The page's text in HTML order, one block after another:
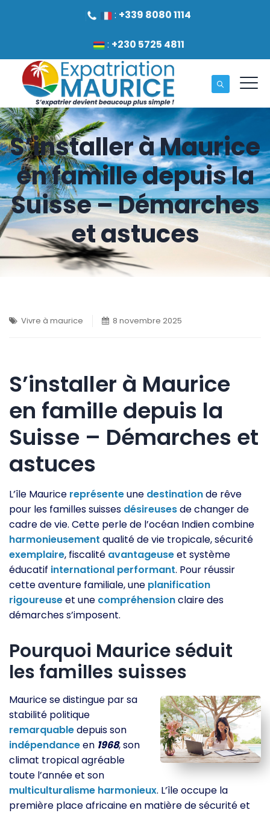
: +339 8080 1114
: +230 5725 4811
S’installer à Maurice
en famille depuis la
Suisse – Démarches
et astuces
Vivre à maurice 8 novembre 2025
S’installer à Maurice
en famille depuis la
Suisse – Démarches et
astuces
L’île Maurice représenteune destinationde rêve
pour les familles suisses désireusesde changer de
cadre de vie. Cette perle de l’océan Indien combine
harmonieusement qualité de vie tropicale, sécurité
exemplaire, fiscalité avantageuseet système
éducatif international performant. Pour réussir
cette aventure familiale, une planification
rigoureuseet une compréhensionclaire des
démarches s’imposent.
Pourquoi Maurice séduit
les familles suisses
Maurice se distingue par sa
stabilité politique
remarquabledepuis son
indépendanceen 1968, son
climat tropical agréable
toute l’année et son
multiculturalisme harmonieux. L’île occupe la
première place africaine en matière de sécurité et